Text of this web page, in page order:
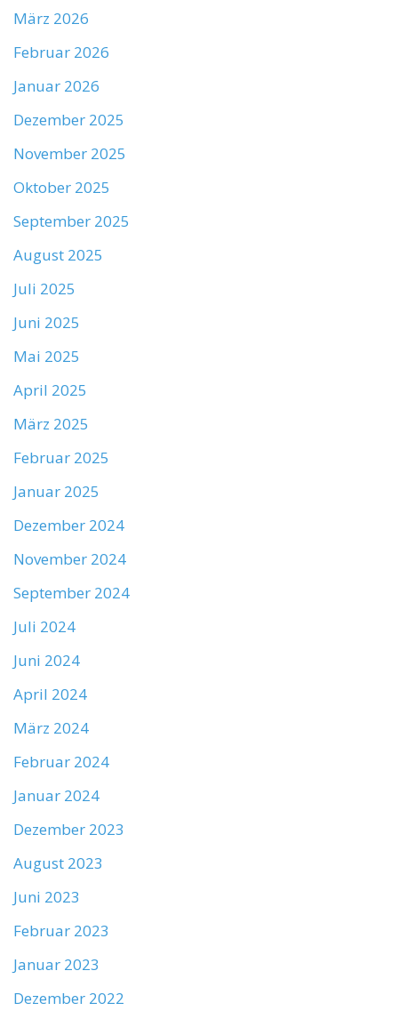
März 2026
Februar 2026
Januar 2026
Dezember 2025
November 2025
Oktober 2025
September 2025
August 2025
Juli 2025
Juni 2025
Mai 2025
April 2025
März 2025
Februar 2025
Januar 2025
Dezember 2024
November 2024
September 2024
Juli 2024
Juni 2024
April 2024
März 2024
Februar 2024
Januar 2024
Dezember 2023
August 2023
Juni 2023
Februar 2023
Januar 2023
Dezember 2022